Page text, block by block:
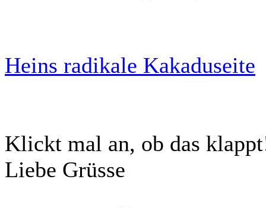
Heins radikale Kakaduseite
Klickt mal an, ob das
Liebe Grüsse